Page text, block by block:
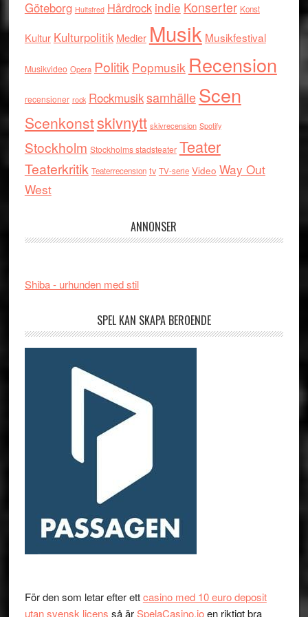
Göteborg Hultsfred Hårdrock indie Konserter Konst
Kultur Kulturpolitik Medier Musik Musikfestival
Musikvideo Opera Politik Popmusik Recension
recensioner rock RockmusiksamhälleScen
Scenkonstskivnytt skivrecension Spotify
Stockholm Stockholms stadsteater Teater
Teaterkritik Teaterrecension tv TV-serie Video Way Out
West
ANNONSER
Shiba - urhunden med stil
SPEL KAN SKAPA BEROENDE
För den som letar efter ettcasino med 10 euro deposit
utan svensk licens så ärSpelaCasino.ioen riktigt bra